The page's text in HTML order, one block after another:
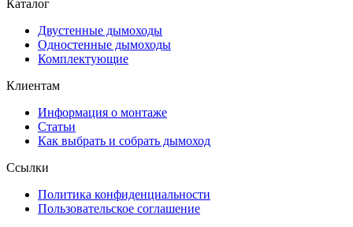
Каталог
Двустенные дымоходы
Одностенные дымоходы
Комплектующие
Клиентам
Информация о монтаже
Статьи
Как выбрать и собрать дымоход
Ссылки
Политика конфиденциальности
Пользовательское соглашение